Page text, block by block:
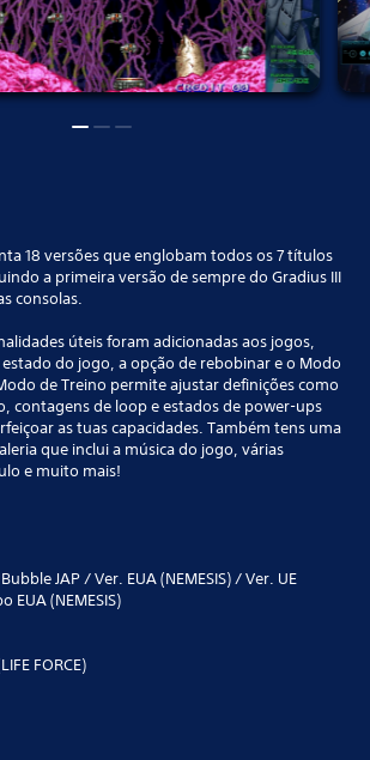
18 versões que englobam todos os 7 títulos
a primeira versão de sempre do Gradius III
consolas.
úteis foram adicionadas aos jogos,
do jogo, a opção de rebobinar e o Modo
de Treino permite ajustar definições como
contagens de loop e estados de power-ups
as tuas capacidades. Também tens uma
que inclui a música do jogo, várias
e muito mais!
JAP / Ver. EUA (NEMESIS) / Ver. UE
EUA (NEMESIS)
FORCE)